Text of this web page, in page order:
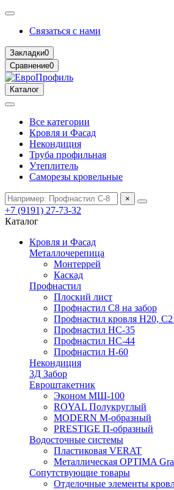
Связаться с нами
Закладки0
Сравнение0
Каталог
Все категории
Кровля и Фасад
Некондиция
Труба профильная
Утеплитель
Саморезы кровельные
×
+7 (9191) 27-73-32
Каталог
Кровля и Фасад
Металлочерепица
Монтеррей
Каскад
Профнастил
Плоский лист
Профнастил С8 на забор
Профнастил кровля Н20,
Профнастил НС-35
Профнастил НС-44
Профнастил Н-60
Некондиция
3Д Забор
Евроштакетник
Эконом МШ-100
ROYAL Полукруглый
MODERN М-образный
PRESTIGE П-образный
Водосточные системы
Пластиковая VERAT
Металлическая OPTIMA
Сопутствующие товары
Отделочные элементы